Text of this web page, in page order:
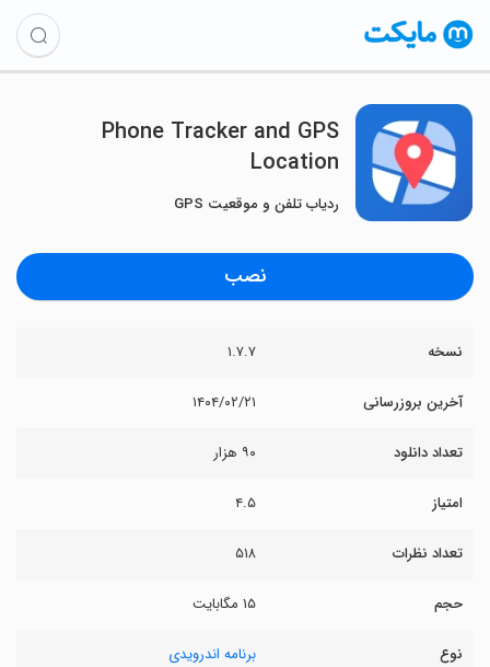
Phone Tracker and GPS
Location
ردیاب تلفن و موقعیت GPS
نصب
نسخه ۱.۷.۷
آخرین بروزرسانی ۱۴۰۴/۰۲/۲۱
تعداد دانلود ۹۰ هزار
امتیاز ۴.۵
تعداد نظرات ۵۱۸
حجم ۱۵ مگابایت
نوع برنامه اندرویدی